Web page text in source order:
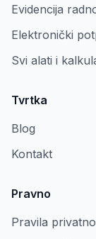
Evidencija
Elektronički
Svi alati i
Tvrtka
Blog
Kontakt
Pravno
Pravila